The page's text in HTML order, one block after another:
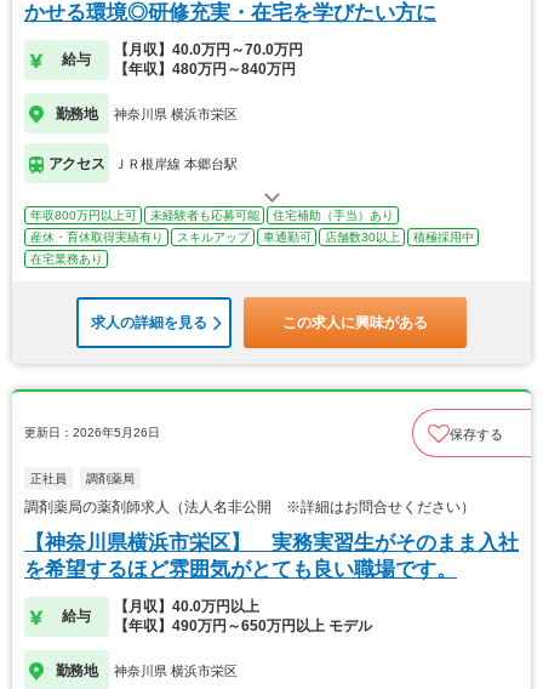
かせる環境◎研修充実・在宅を学びたい方に
給与
【月収】40.0万円～70.0万円
【年収】480万円～840万円
勤務地 神奈川県 横浜市栄区
アクセス ＪＲ根岸線 本郷台駅
年収800万円以上可 未経験者も応募可能
住宅補助（手当）あり
産休・育休取得実績有り
スキルアップ 車通勤可 店舗数30以上
積極採用中
在宅業務あり
求人の詳細を見る この求人に興味がある
更新日：2026年5月26日 保存する
正社員 調剤薬局
調剤薬局の薬剤師求人（法人名非公開 ※詳細はお問合せください）
【神奈川県横浜市栄区】 実務実習生がそのまま入社
を希望するほど雰囲気がとても良い職場です。
給与
【月収】40.0万円以上
【年収】490万円～650万円以上 モデル
勤務地 神奈川県 横浜市栄区